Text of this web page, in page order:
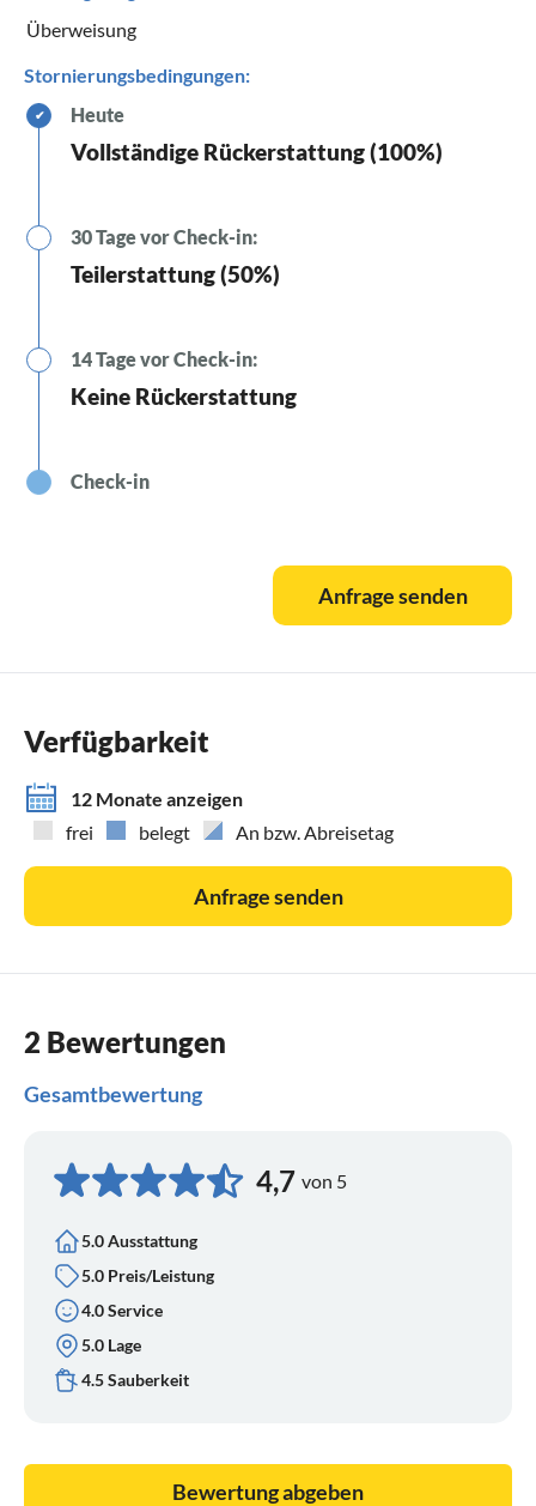
Überweisung
Stornierungsbedingungen:
✔ Heute
Vollständige Rückerstattung (100%)
30 Tage vor Check-in:
Teilerstattung (50%)
14 Tage vor Check-in:
Keine Rückerstattung
Check-in
Anfrage senden
Verfügbarkeit
12 Monate anzeigen
frei
belegt An bzw. Abreisetag
Anfrage senden
2 Bewertungen
Gesamtbewertung
4,7 von 5
5.0 Ausstattung
5.0 Preis/Leistung
4.0 Service
5.0 Lage
4.5 Sauberkeit
Bewertung abgeben